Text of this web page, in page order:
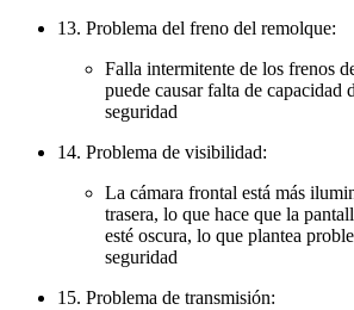
13. Problema del freno del remolque:
Falla intermitente de los frenos
puede causar falta de capacidad
seguridad
14. Problema de visibilidad:
La cámara frontal está más
trasera, lo que hace que la
esté oscura, lo que plantea
seguridad
15. Problema de transmisión: